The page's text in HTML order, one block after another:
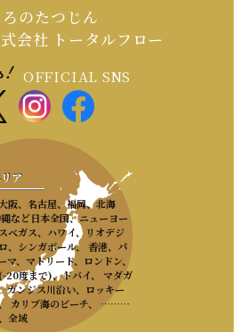
ろのたつじん
会社 トータルフロー
OFFICIAL SNS
ア
阪、名古屋、福岡、北海
など日本全国、ニューヨー
ベガス、ハワイ、リオデジ
、シンガポール、 香港、パ
マ、マドリード、ロンドン、
20度まで)、ドバイ、 マダガ
ガンジス川沿い、ロッキー
カリブ海のビーチ、 ………
全域